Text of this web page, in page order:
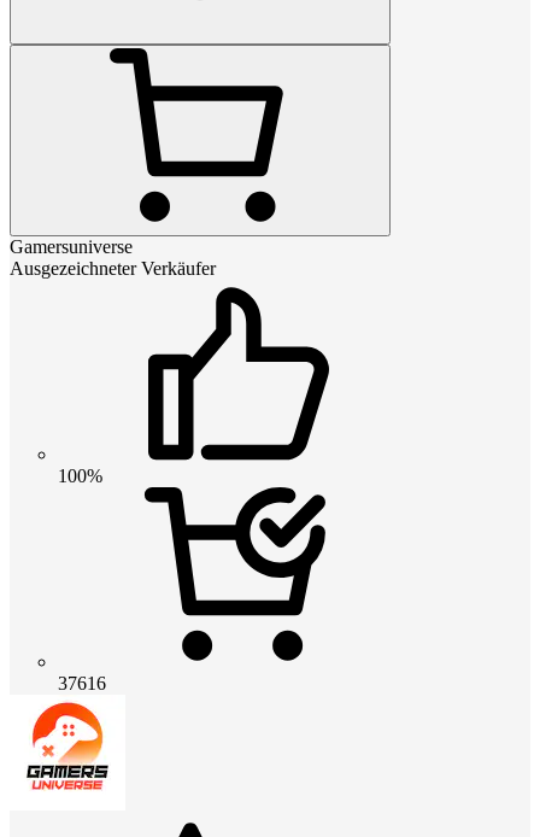
Gamersuniverse
Ausgezeichneter Verkäufer
100%
37616